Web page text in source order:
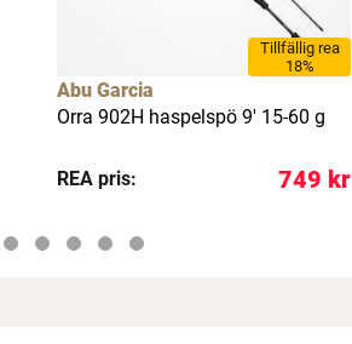
Tillfällig rea
18%
Abu Garcia
Orra 902H haspelspö 9' 15-60 g
REA pris: 749 kr